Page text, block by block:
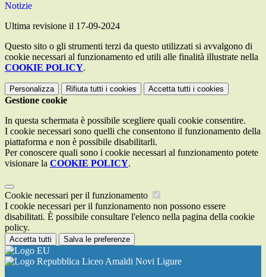
Notizie
Ultima revisione il 17-09-2024
Questo sito o gli strumenti terzi da questo utilizzati si avvalgono di
cookie necessari al funzionamento ed utili alle finalità illustrate nella
COOKIE POLICY.
Personalizza Rifiuta tutti i cookies Accetta tutti i cookies
Gestione cookie
In questa schermata è possibile scegliere quali cookie consentire.
I cookie necessari sono quelli che consentono il funzionamento della
piattaforma e non è possibile disabilitarli.
Per conoscere quali sono i cookie necessari al funzionamento potete
visionare la COOKIE POLICY.
Cookie necessari per il funzionamento
I cookie necessari per il funzionamento non possono essere
disabilitati. È possibile consultare l'elenco nella pagina della cookie
policy.
Accetta tutti Salva le preferenze
Liceo Amaldi Novi Ligure